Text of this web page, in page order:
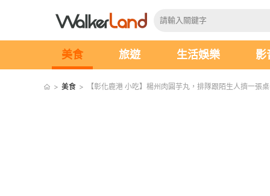
美食 旅遊 生活娛樂 影
> 美食 > 【彰化鹿港 小吃】楊州肉圓芋丸，排隊跟陌生人擠一張